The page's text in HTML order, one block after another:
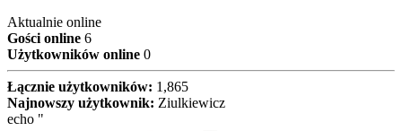
Aktualnie online
Gości online 6
Użytkowników online 0
Łącznie użytkowników: 1,865
Najnowszy użytkownik: Ziulkiewicz
echo "